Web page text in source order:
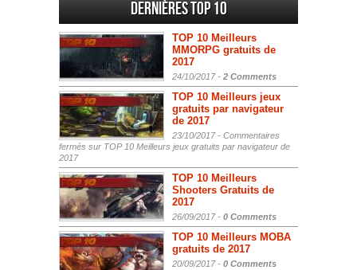
Dernières Top 10
TOP 10 Meilleurs
MMORPG gratuits de
2017
24/10/2017 - 2 Comments
TOP 10 Meilleurs jeux
gratuits par navigateur
de 2017
23/10/2017 - Commentaires
fermés sur TOP 10 Meilleurs jeux gratuits par navigateur de
2017
TOP 10 Meilleurs
Shooters Gratuits de
2017
26/09/2017 - 0 Comments
TOP 10 Meilleurs MOBA
gratuits de 2017
20/09/2017 - 0 Comments